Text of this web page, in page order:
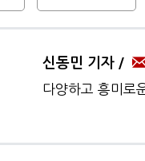
신동민 기자
다양하고 흥미로